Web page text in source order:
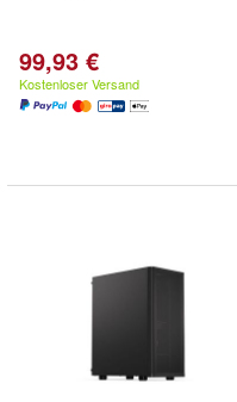
99,93 €
Kostenloser Versand